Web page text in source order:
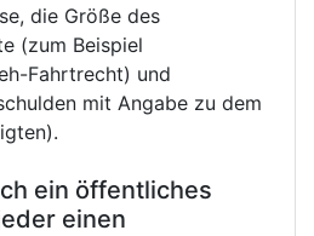
die Größe des
(zum Beispiel
Fahrtrecht) und
mit Angabe zu dem
ein öffentliches
einen